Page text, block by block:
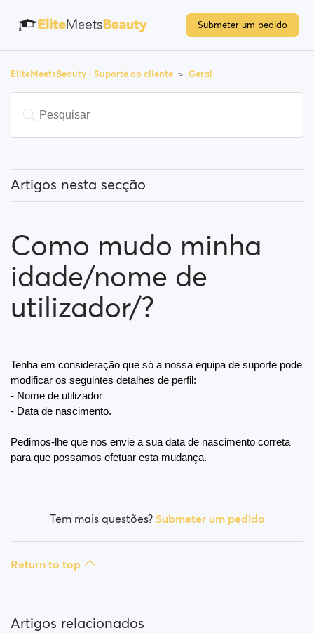
Submeter um pedido
EliteMeetsBeauty - Suporte ao cliente Geral
Artigos nesta secção
Como posso alterar a minha localização e como
funciona?
O que significa "Bloquear um utilizador"?
Como desbloqueio uma pessoa?
Tenho problemas no site. O que faço?
Como mudo minha idade/nome de utilizador/?
Como mudo minha
idade/nome de
utilizador/?
Tenha em consideração que só a nossa equipa de suporte pode
modificar os seguintes detalhes de perfil:
- Nome de utilizador
- Data de nascimento.
Pedimos-lhe que nos envie a sua data de nascimento correta
para que possamos efetuar esta mudança.
Tem mais questões? Submeter um pedido
Return to top
Artigos relacionados